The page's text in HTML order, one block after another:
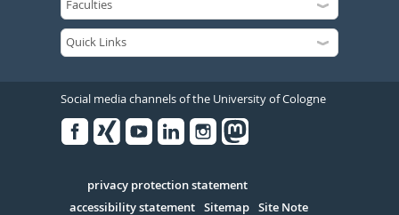
Social media channels of the University of Cologne
Serivce
privacy protection statement
accessibility statement Sitemap Site Note